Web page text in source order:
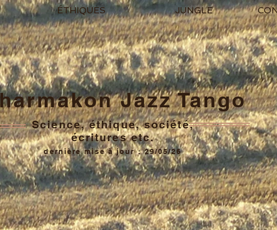
Jazz Tango
Science, éthique, société,
écritures etc.
dernière mise à jour : 29/05/26
ÉTHIQUES JUNGLE